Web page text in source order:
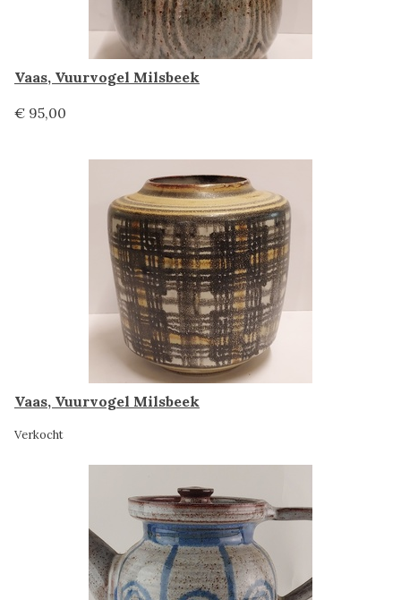
Vaas, Vuurvogel Milsbeek
€ 95,00
Vaas, Vuurvogel Milsbeek
Verkocht